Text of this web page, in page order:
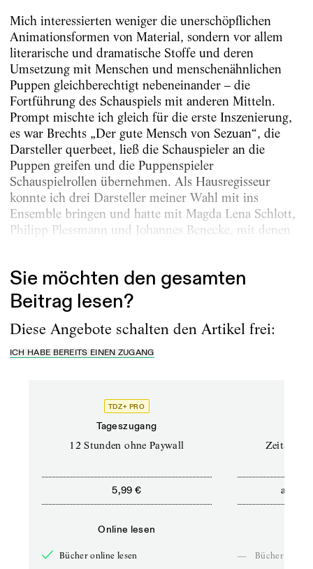
Mich interessierten weniger die unerschöpflichen
Animationsformen von Material, sondern vor allem
literarische und dramatische Stoffe und deren
Umsetzung mit Menschen und menschenähnlichen
Puppen gleichberechtigt nebeneinander – die
Fortführung des Schauspiels mit anderen Mitteln.
Prompt mischte ich gleich für die erste Inszenierung,
es war Brechts „Der gute Mensch von Sezuan“, die
Darsteller querbeet, ließ die Schauspieler an die
Puppen greifen und die Puppenspieler
Schauspielrollen übernehmen. Als Hausregisseur
konnte ich drei Darsteller meiner Wahl mit ins
Ensemble bringen und hatte mit Magda Lena Schlott,
Philipp Plessmann und Johannes Benecke, mit denen
Sie möchten den gesamten
Beitrag lesen?
Diese Angebote schalten den Artikel frei:
ICH HABE BEREITS EINEN ZUGANG
TDZ+ PRO
Tageszugang
12 Stunden ohne Paywall
5,99 €
Online lesen
Bücher online lesen
ab
— Bücher online